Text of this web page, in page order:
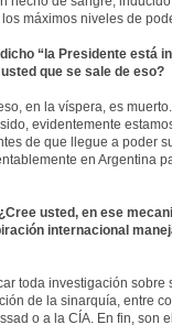
máximos niveles de
“la Presidente está
que se sale de eso?
en la víspera, es
evidentemente
de que llegue a poder
en Argentina
usted, en ese
internacional
toda investigación sobre
de la sinarquía, entre
o a la CÍA. En fin, son